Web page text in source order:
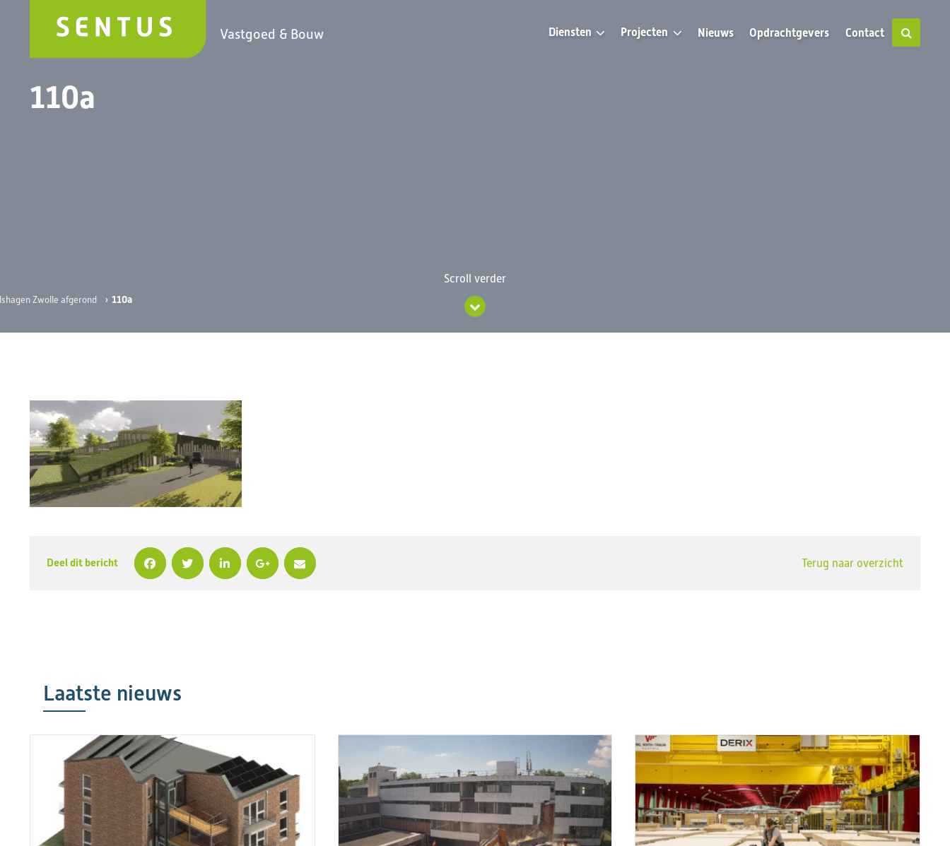
Vastgoed & Bouw Diensten Projecten Nieuws Opdrachtgevers Contact
110a
Zwolle afgerond ›110a
Scroll verder
Deel dit bericht Terug naar overzicht
Laatste nieuws